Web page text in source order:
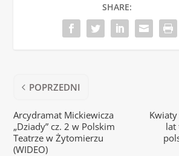
SHARE:
POPRZEDNI
Arcydramat Mickiewicza
„Dziady” cz. 2 w Polskim
Teatrze w Żytomierzu
(WIDEO)
Kwiaty
lat